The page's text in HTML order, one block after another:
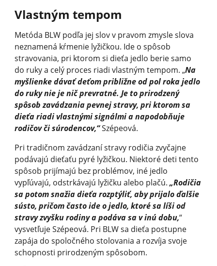
Vlastným tempom
Metóda BLW podľa jej slov v pravom zmysle slova
neznamená kŕmenie lyžičkou. Ide o spôsob
stravovania, pri ktorom si dieťa jedlo berie samo
do ruky a celý proces riadi vlastným tempom. „Na
myšlienke dávať deťom približne od pol roka jedlo
do ruky nie je nič prevratné. Je to prirodzený
spôsob zavádzania pevnej stravy, pri ktorom sa
dieťa riadi vlastnými signálmi a napodobňuje
rodičov či súrodencov,“Szépeová.
Pri tradičnom zavádzaní stravy rodičia zvyčajne
podávajú dieťaťu pyré lyžičkou. Niektoré deti tento
spôsob prijímajú bez problémov, iné jedlo
vypľúvajú, odstrkávajú lyžičku alebo plačú. „Rodičia
sa potom snažia dieťa rozptýliť, aby prijalo ďalšie
sústo, pričom často ide o jedlo, ktoré sa líši od
stravy zvyšku rodiny a podáva sa v inú dobu,“
vysvetľuje Szépeová. Pri BLW sa dieťa postupne
zapája do spoločného stolovania a rozvíja svoje
schopnosti prirodzeným spôsobom.